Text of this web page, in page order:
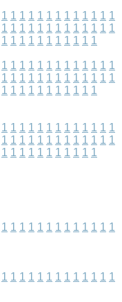
1 1 1 1 1 1 1 1 1 1 1 1 1
1 1 1 1 1 1 1 1 1 1 1 1 1
1 1 1 1 1 1 1 1 1 1 1
1 1 1 1 1 1 1 1 1 1 1 1 1
1 1 1 1 1 1 1 1 1 1 1 1 1
1 1 1 1 1 1 1 1 1 1 1
1 1 1 1 1 1 1 1 1 1 1 1 1
1 1 1 1 1 1 1 1 1 1 1 1 1
1 1 1 1 1 1 1 1 1 1 1
1 1 1 1 1 1 1 1 1 1 1 1 1
1 1 1 1 1 1 1 1 1 1 1 1 1